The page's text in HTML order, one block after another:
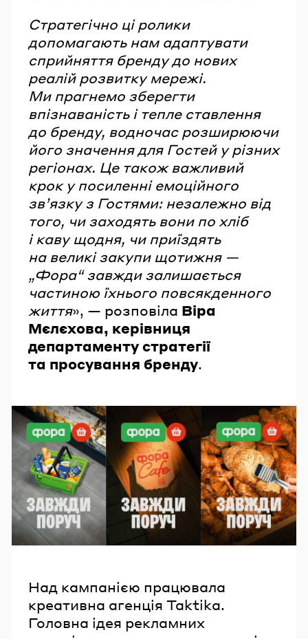
Стратегічно ці ролики
допомагають нам адаптувати
сприйняття бренду до нових
реалій розвитку мережі.
Ми прагнемо зберегти
впізнаваність і тепле ставлення
до бренду, водночас розширюючи
його значення для Гостей у різних
регіонах. Це також важливий
крок у посиленні емоційного
зв’язку з Гостями: незалежно від
того, чи заходять вони по хліб
і каву щодня, чи приїздять
на великі закупи щотижня —
„Фора“ завжди залишається
частиною їхнього повсякденного
життя», — розповіла Віра
Мєлєхова, керівниця
департаменту стратегії
та просування бренду.
Над кампанією працювала
креативна агенція Taktika.
Головна ідея рекламних